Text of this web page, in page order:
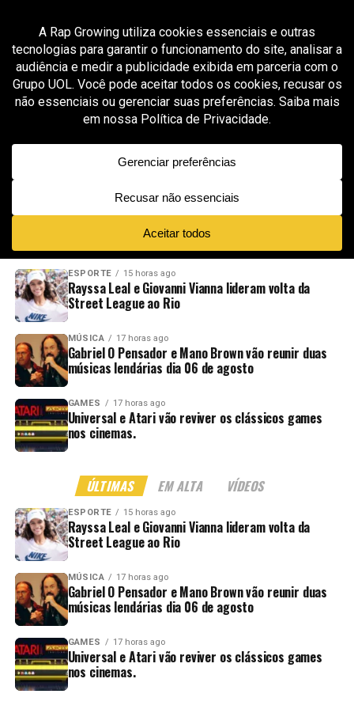
All posts tagged "produtor musical no Porto"
MÚSICA 1 mês ago
Duds MDB leva sua experiência de mais de 2 mil
produções para uma nova fase no Porto
NOVIDADES EM ALTA VÍDEOS
ESPORTE 15 horas ago
Rayssa Leal e Giovanni Vianna lideram volta da
Street League ao Rio
MÚSICA 17 horas ago
Gabriel O Pensador e Mano Brown vão reunir duas
músicas lendárias dia 06 de agosto
GAMES 17 horas ago
Universal e Atari vão reviver os clássicos games
nos cinemas.
ÚLTIMAS EM ALTA VÍDEOS
ESPORTE 15 horas ago
Rayssa Leal e Giovanni Vianna lideram volta da
Street League ao Rio
MÚSICA 17 horas ago
Gabriel O Pensador e Mano Brown vão reunir duas
músicas lendárias dia 06 de agosto
GAMES 17 horas ago
Universal e Atari vão reviver os clássicos games
nos cinemas.